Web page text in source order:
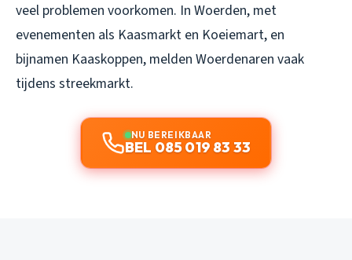
veel problemen voorkomen. In Woerden, met
evenementen als Kaasmarkt en Koeiemart, en
bijnamen Kaaskoppen, melden Woerdenaren vaak
tijdens streekmarkt.
NU BEREIKBAAR
BEL 085 019 83 33